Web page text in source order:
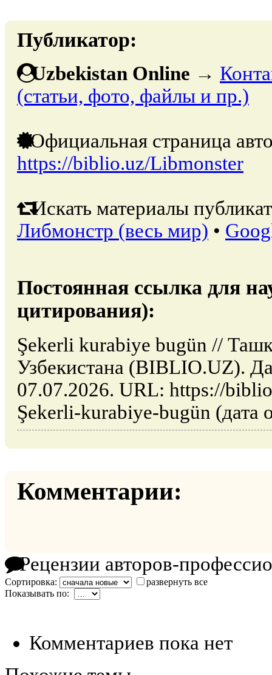
Публикатор:
Uzbekistan Online →
(статьи, фото, файлы и пр.)
Официальная страница
https://biblio.uz/Libmonster
Искать материалы
Либмонстр (весь мир) •
Постоянная ссылка для
цитирования):
Şekerli kurabiye bugün //
Узбекистана (BIBLIO.UZ).
07.07.2026. URL: https://
Şekerli-kurabiye-bugün (дата
Комментарии:
Рецензии авторов-
Сортировка:
развернуть все
Показывать по:
Комментариев пока нет